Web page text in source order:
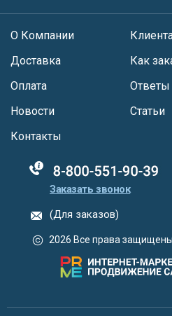
О Компании
Доставка
Оплата
Новости
Как
Ответы
Статьи
Контакты
88005555550
Заказать звонок
(Для заказов)
2026 Все права